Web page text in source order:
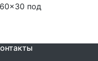
под